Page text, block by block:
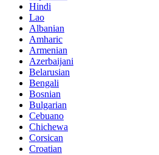
Hindi
Lao
Albanian
Amharic
Armenian
Azerbaijani
Belarusian
Bengali
Bosnian
Bulgarian
Cebuano
Chichewa
Corsican
Croatian